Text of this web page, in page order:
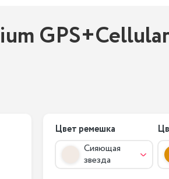
Цвет ремешка
Сияющая
звезда